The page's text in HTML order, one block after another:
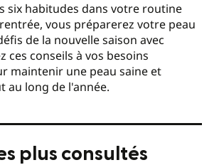
six habitudes dans votre routine
vous préparerez votre peau
de la nouvelle saison avec
ces conseils à vos besoins
maintenir une peau saine et
au long de l'année.
plus consultés